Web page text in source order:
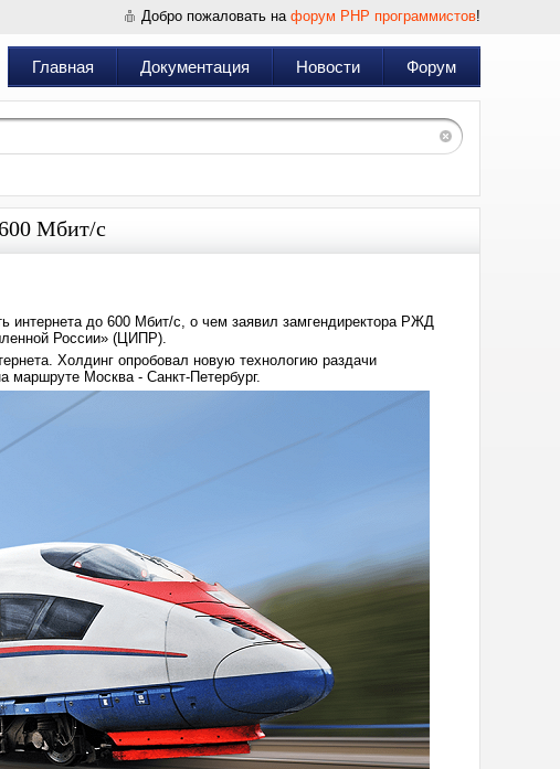
Добро пожаловать на форум PHP программистов!
Главная Документация Новости Форум
Мбит/с
интернета до 600 Мбит/с, о чем заявил замгендиректора РЖД
России» (ЦИПР).
Холдинг опробовал новую технологию раздачи
маршруте Москва - Санкт-Петербург.